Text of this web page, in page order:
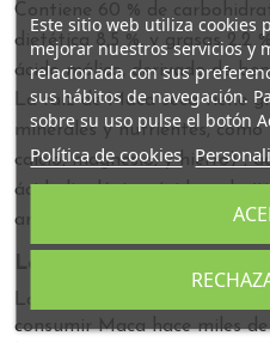
Contiene 60 % de
dietética 8,5 %, y grasas 2,2
ácido málico, derivado de
La raíz de Maca seca tiene
minerales y nutrientes, como
calcio, magnesio, y hierro) ,
ácido linolénico, ácido
aminoácidos, así como
La ingesta de Maca,
Los pueblos sudamericanos
consumir Maca hace miles
Este sitio web utiliza cookies
mejorar nuestros servicios y
relacionada con sus
sus hábitos de navegación.
sobre su uso pulse el botón
Política de cookies